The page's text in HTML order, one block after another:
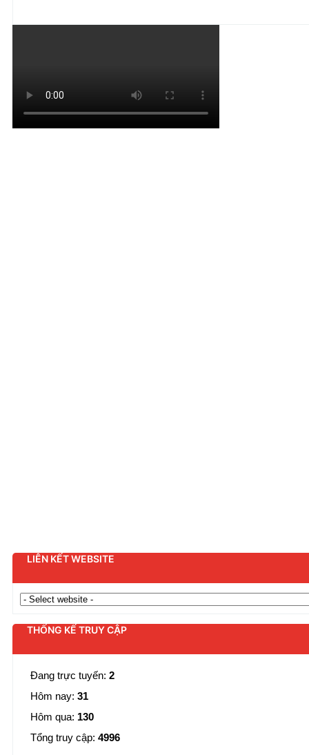
LIÊN KẾT WEBSITE
THỐNG KẾ TRUY CẬP
Đang trực tuyến: 2
Hôm nay: 31
Hôm qua: 130
Tổng truy cập: 4996